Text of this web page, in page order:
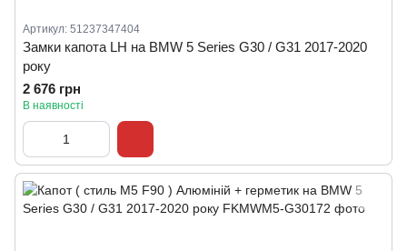
Артикул: 51237347404
Замки капота LH на BMW 5 Series G30 / G31 2017-2020
року
2 676 грн
В наявності